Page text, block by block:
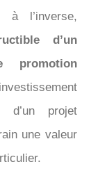
à l’inverse,
d’un
promotion
projet
une valeur